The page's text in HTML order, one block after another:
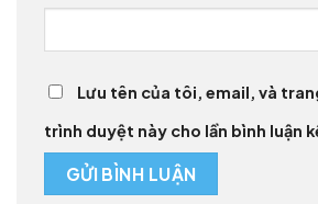
Lưu tên của tôi, email, và
trình duyệt này cho lần bình luận